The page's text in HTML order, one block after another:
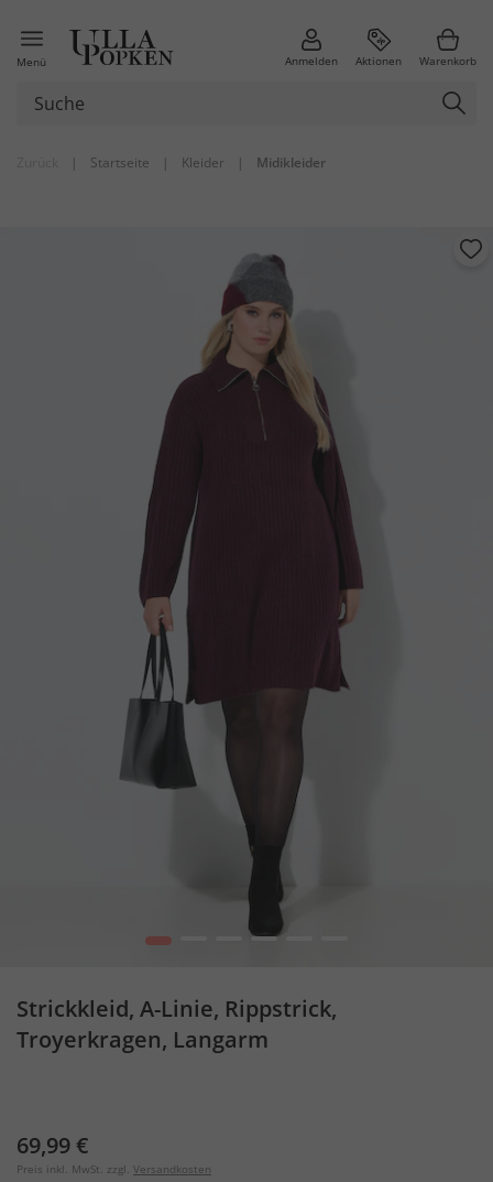
Menü Anmelden Aktionen Warenkorb
| Startseite | Kleider | Midikleider
1
Strickkleid, A-Linie, Rippstrick,
Troyerkragen, Langarm
69,99 €
Preis inkl. MwSt. zzgl. Versandkosten